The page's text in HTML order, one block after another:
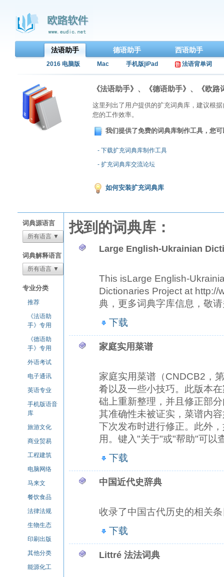
法语助手 德语助手 西语助手
2016 电脑版 Mac 手机版|iPad 法语背单词
《法语助手》、《德语助手》、《欧
这里列出了用户提供的扩充词典库，建议根
您的工作效率。
我们提供了免费的词典库制作工具，您
- 下载扩充词典库制作工具
- 扩充词典库交流论坛
如何安装扩充词典库
词典源语言
所有语言 ▼
词典解释语言
所有语言 ▼
专业分类
推荐
《法语助
手》专用
《德语助
手》专用
外语考试
电子通讯
英语专业
手机版语音
库
旅游文化
商业贸易
工程建筑
电脑网络
马来文
餐饮食品
法律法规
生物生态
印刷出版
其他分类
能源化工
找到的词典库：
Large English-Ukrainian
This isLarge English-
Dictionaries Project at http://
典，更多词典字库信息，敬
下载
家庭实用菜谱
家庭实用菜谱（CNDCB2，
肴以及一些小技巧。此版本
础上重新整理，并且修正部
其准确性未被证实，菜谱内
下次发布时进行修正。此外
用。键入"关于"或"帮助"可以
下载
中国近代史辞典
收录了中国古代历史的相关
下载
Littré 法法词典